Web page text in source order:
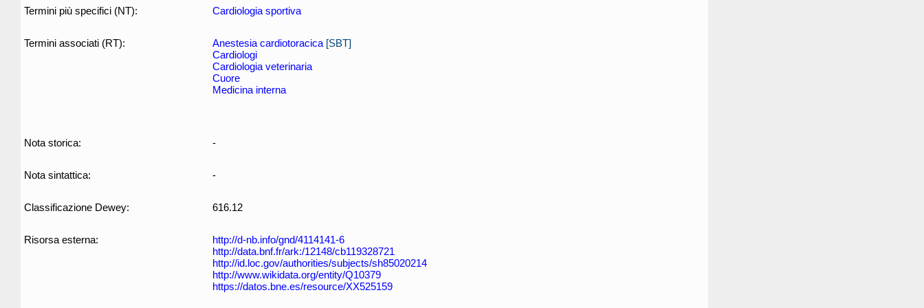
Termini più specifici (NT): Cardiologia sportiva
Termini associati (RT): Anestesia cardiotoracica [SBT]
Cardiologi
Cardiologia veterinaria
Cuore
Medicina interna
Nota storica: -
Nota sintattica: -
Classificazione Dewey: 616.12
Risorsa esterna:
http://d-nb.info/gnd/4114141-6
http://data.bnf.fr/ark:/12148/cb119328721
http://id.loc.gov/authorities/subjects/sh85020214
http://www.wikidata.org/entity/Q10379
https://datos.bne.es/resource/XX525159